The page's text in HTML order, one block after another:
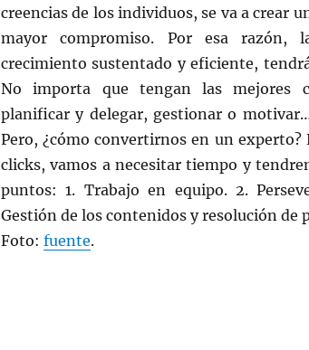
creencias de los individuos, se va a crear
mayor compromiso. Por esa razón,
crecimiento sustentado y eficiente,
No importa que tengan las mejores
planificar y delegar, gestionar o
Pero, ¿cómo convertirnos en un
clicks, vamos a necesitar tiempo y
puntos: 1. Trabajo en equipo. 2.
Gestión de los contenidos y resolución de
Foto: fuente.